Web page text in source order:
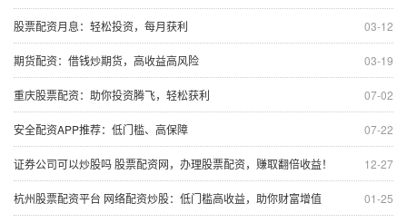
03-12
股票配资月息：轻松投资，每月获利
03-19
期货配资：借钱炒期货，高收益高风险
07-02
重庆股票配资：助你投资腾飞，轻松获利
07-22
安全配资APP推荐：低门槛、高保障
12-27
证券公司可以炒股吗 股票配资网，办理股票配资，赚取翻倍收益！
01-25
杭州股票配资平台 网络配资炒股：低门槛高收益，助你财富增值